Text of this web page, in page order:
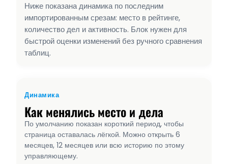
Ниже показана динамика по последним
импортированным срезам: место в рейтинге,
количество дел и активность. Блок нужен для
быстрой оценки изменений без ручного сравнения
таблиц.
Динамика
Как менялись место и дела
По умолчанию показан короткий период, чтобы
страница оставалась лёгкой. Можно открыть 6
месяцев, 12 месяцев или всю историю по этому
управляющему.